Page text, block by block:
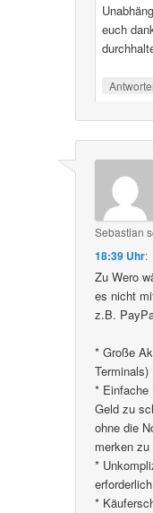
euch
Sebastian
18:39 Uhr:
Zu Wero
es nicht
z.B.
* Große
Terminals)
* Einfache
Geld zu
ohne die
merken
*
*